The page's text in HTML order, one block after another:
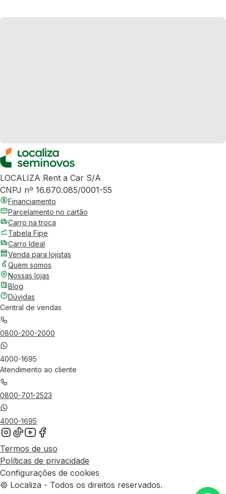
LOCALIZA Rent a Car S/A
CNPJ nº 16.670.085/0001-55
Financiamento
Parcelamento no cartão
Carro na troca
Tabela Fipe
Carro Ideal
Venda para lojistas
Quem somos
Nossas lojas
Blog
Dúvidas
Central de vendas
0800-200-2000
4000-1695
Atendimento ao cliente
0800-701-2523
4000-1695
Termos de uso
Políticas de privacidade
Configurações de cookies
© Localiza - Todos os direitos reservados.